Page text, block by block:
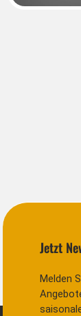
Jetzt
Melden